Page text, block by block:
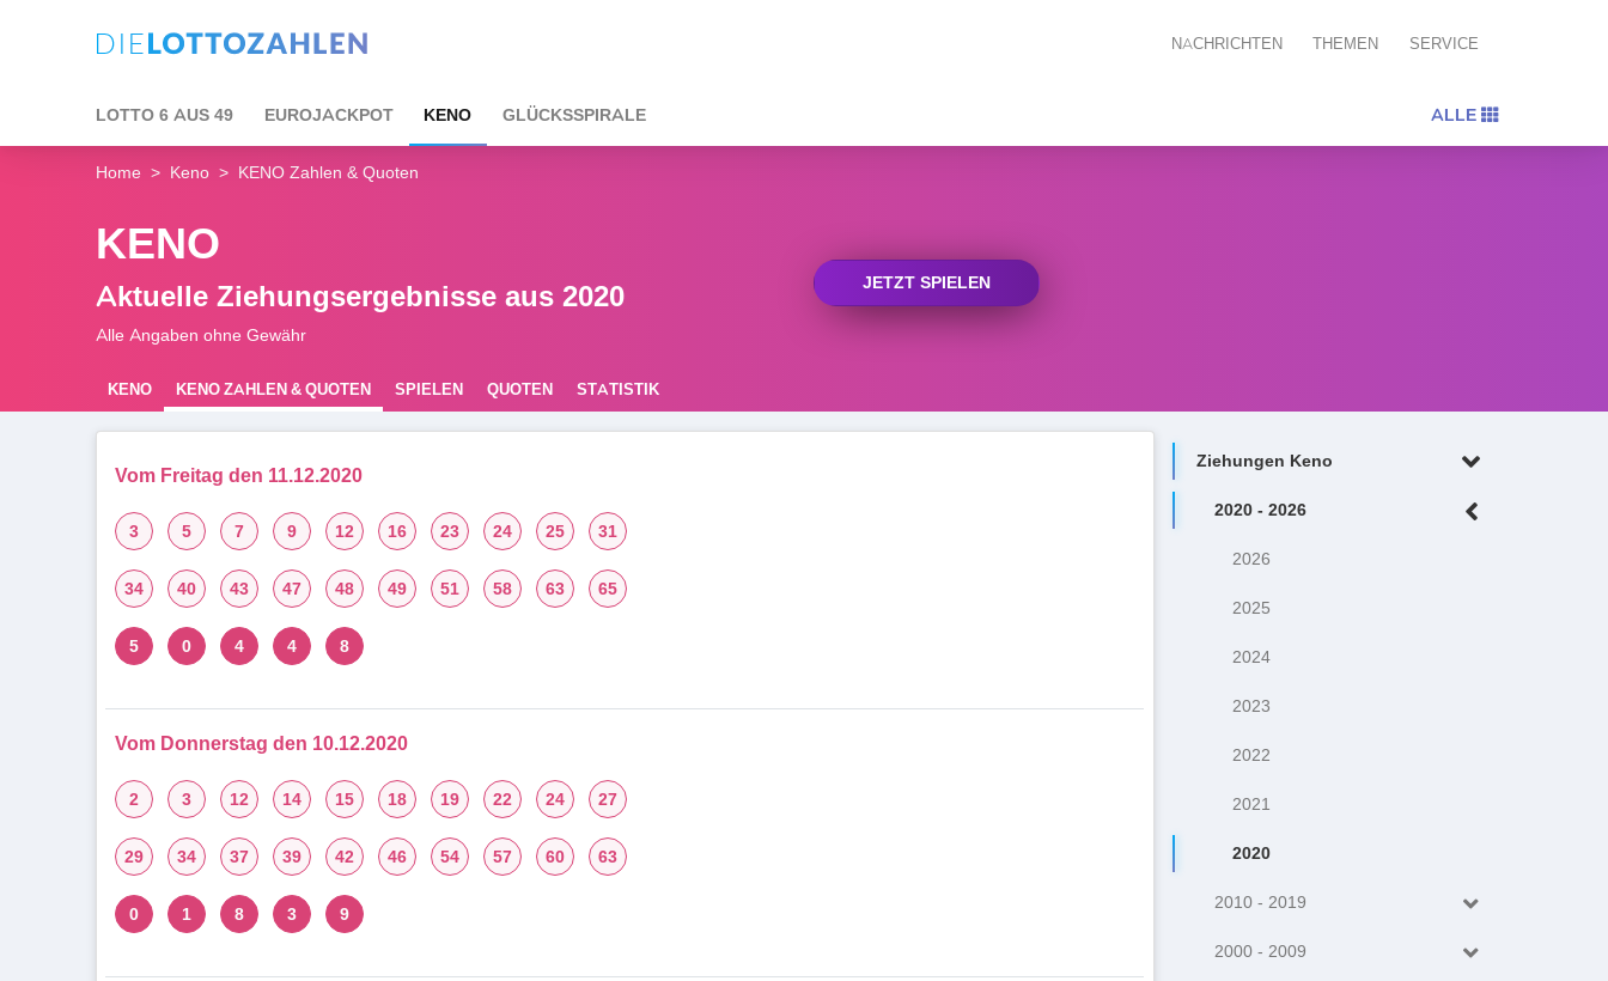
NACHRICHTEN THEMEN SERVICE
LOTTO 6 AUS 49 EUROJACKPOT KENO GLÜCKSSPIRALE ALLE
Home Keno KENO Zahlen & Quoten
KENO
Aktuelle Ziehungsergebnisse aus 2020
Alle Angaben ohne Gewähr
JETZT SPIELEN
KENO KENO ZAHLEN & QUOTEN SPIELEN QUOTEN STATISTIK
REGELN
Vom Freitag den 11.12.2020
3 5 7 9 12 16 23 24 25 31
34 40 43 47 48 49 51 58 63 65
5 0 4 4 8
Vom Donnerstag den 10.12.2020
2 3 12 14 15 18 19 22 24 27
29 34 37 39 42 46 54 57 60 63
0 1 8 3 9
Ziehungen Keno
2020 - 2026
2026
2025
2024
2023
2022
2021
2020
2010 - 2019
2000 - 2009